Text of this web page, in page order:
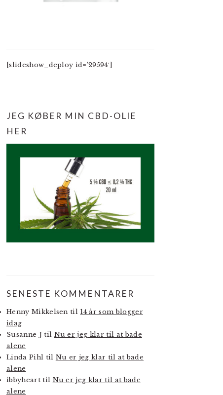
[slideshow_deploy id=’29594′]
JEG KØBER MIN CBD-OLIE
HER
SENESTE KOMMENTARER
Henny Mikkelsen til 14 år som blogger
idag
Susanne Jtil Nu er jeg klar til at bade
alene
Linda Pihl til Nu er jeg klar til at bade
alene
ibbyhearttil Nu er jeg klar til at bade
alene